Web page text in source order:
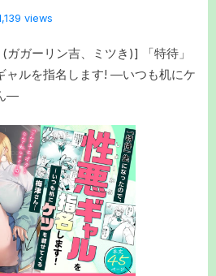
views
ガーリン吉、ミツき)] 「特待」
ャルを指名します! ―いつも机にケ
―